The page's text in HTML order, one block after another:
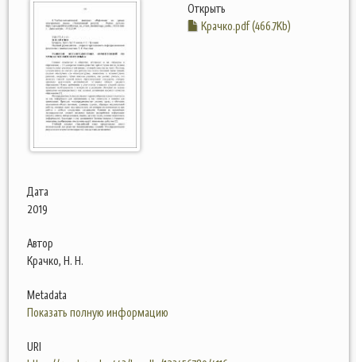
Открыть
Крачко.pdf (466.7Kb)
Дата
2019
Автор
Крачко, Н. Н.
Metadata
Показать полную информацию
URI